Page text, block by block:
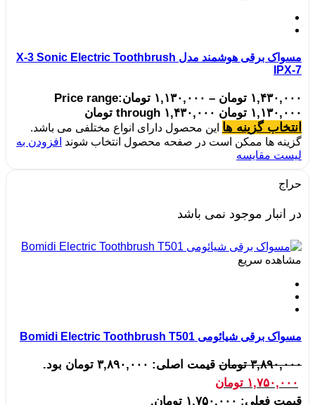
مسواک برقی هوشمند مدل X-3 Sonic Electric Toothbrush
IPX-7
۱,۴۳۰,۰۰۰ تومان – ۱,۱۳۰,۰۰۰ تومانPrice range:
۱,۱۳۰,۰۰۰ تومان through ۱,۴۳۰,۰۰۰ تومان
انتخاب گزینه ها این محصول دارای انواع مختلفی می باشد.
گزینه ها ممکن است در صفحه محصول انتخاب شوند افزودن به
لیست مقایسه
حراج
در انبار موجود نمی باشد
مشاهده سریع
مسواک برقی شیائومی Bomidi Electric Toothbrush T501
۳,۸۹۰,۰۰۰ تومان قیمت اصلی: ۳,۸۹۰,۰۰۰ تومان بود.
۱,۷۵۰,۰۰۰ تومان
قیمت فعلی: ۱,۷۵۰,۰۰۰ تومان.